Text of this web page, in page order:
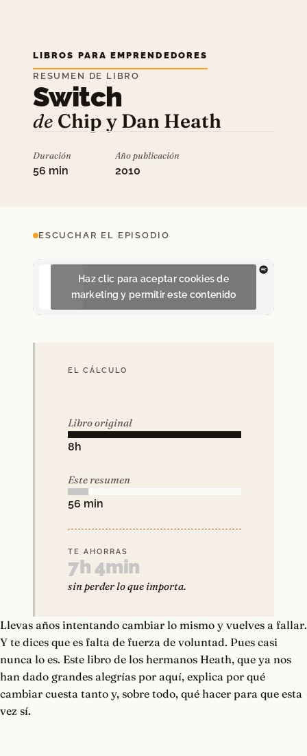
LIBROS PARA EMPRENDEDORES
RESUMEN DE LIBRO
Switch
de Chip y Dan Heath
Duración
56 min
Año publicación
2010
ESCUCHAR EL EPISODIO
Haz clic para aceptar cookies de
marketing y permitir este contenido
EL CÁLCULO
Libro original
8h
Este resumen
56 min
TE AHORRAS
7h 4min
sin perder lo que importa.
Llevas años intentando cambiar lo mismo y vuelves a fallar.
Y te dices que es falta de fuerza de voluntad. Pues casi
nunca lo es. Este libro de los hermanos Heath, que ya nos
han dado grandes alegrías por aquí, explica por qué
cambiar cuesta tanto y, sobre todo, qué hacer para que esta
vez sí.